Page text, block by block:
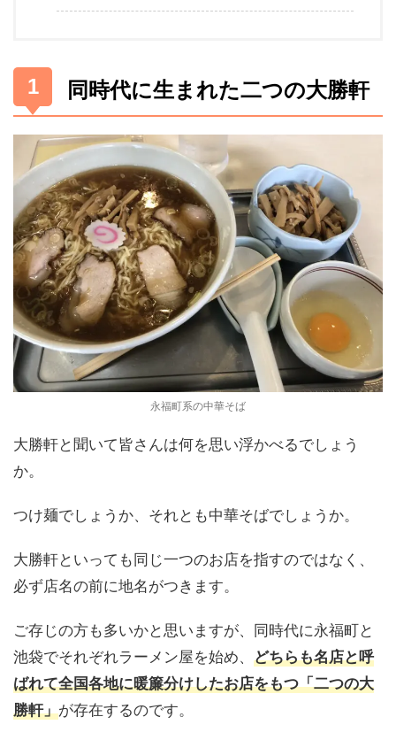
同時代に生まれた二つの大勝軒
永福町系の中華そば
大勝軒と聞いて皆さんは何を思い浮かべるでしょう
か。
つけ麺でしょうか、それとも中華そばでしょうか。
大勝軒といっても同じ一つのお店を指すのではなく、
必ず店名の前に地名がつきます。
ご存じの方も多いかと思いますが、同時代に永福町と
池袋でそれぞれラーメン屋を始め、 どちらも名店と呼
ばれて全国各地に暖簾分けしたお店をもつ「二つの大
勝軒」が存在するのです。